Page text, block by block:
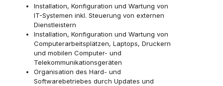
Installation, Konfiguration und Wartung von
IT-Systemen inkl. Steuerung von externen
Dienstleistern
Installation, Konfiguration und Wartung von
Computerarbeitsplätzen, Laptops, Druckern
und mobilen Computer- und
Telekommunikationsgeräten
Organisation des Hard- und
Softwarebetriebes durch Updates und